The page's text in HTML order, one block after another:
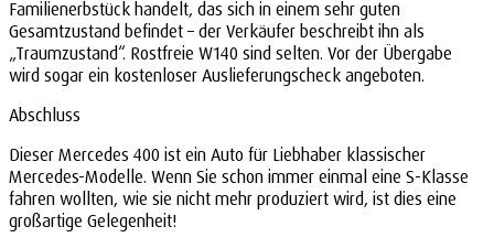
Familienerbstück handelt, das sich in einem sehr guten
Gesamtzustand befindet – der Verkäufer beschreibt ihn als
„Traumzustand“. Rostfreie W140 sind selten. Vor der Übergabe
wird sogar ein kostenloser Auslieferungscheck angeboten.
Abschluss
Dieser Mercedes 400 ist ein Auto für Liebhaber klassischer
Mercedes-Modelle. Wenn Sie schon immer einmal eine S-Klasse
fahren wollten, wie sie nicht mehr produziert wird, ist dies eine
großartige Gelegenheit!